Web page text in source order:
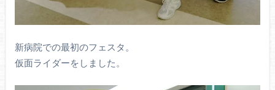
新病院での最初のフェスタ。
仮面ライダーをしました。